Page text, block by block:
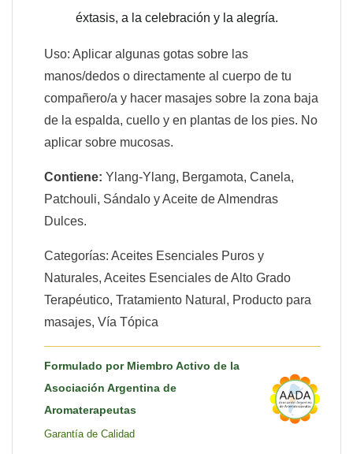
éxtasis, a la celebración y la alegría.
Uso: Aplicar algunas gotas sobre las
manos/dedos o directamente al cuerpo de tu
compañero/a y hacer masajes sobre la zona baja
de la espalda, cuello y en plantas de los pies. No
aplicar sobre mucosas.
Contiene: Ylang-Ylang, Bergamota, Canela,
Patchouli, Sándalo y Aceite de Almendras
Dulces.
Categorías: Aceites Esenciales Puros y
Naturales, Aceites Esenciales de Alto Grado
Terapéutico, Tratamiento Natural, Producto para
masajes, Vía Tópica
Formulado por Miembro Activo de la
Asociación Argentina de
Aromaterapeutas
Garantía de Calidad